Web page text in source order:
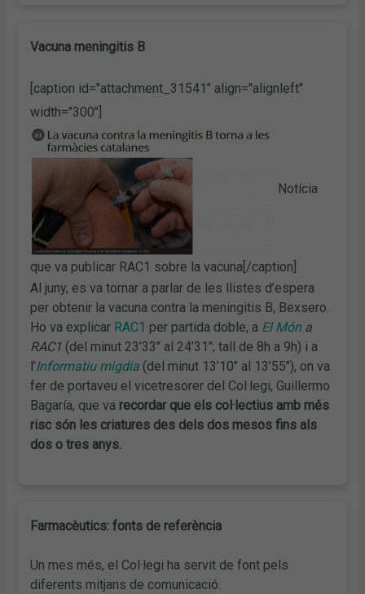
Vacuna meningitis B
[caption id="attachment_31541" align="alignleft"
width="300"]
Notícia
que va publicar RAC1 sobre la vacuna[/caption]
Al juny, es va tornar a parlar de les llistes d’espera
per obtenir la vacuna contra la meningitis B, Bexsero.
Ho va explicar RAC1 per partida doble, a El Móna
RAC1 (del minut 23’33’’ al 24’31’’; tall de 8h a 9h) i a
l’Informatiu migdia (del minut 13’10’’ al 13’55’’), on va
fer de portaveu el vicetresorer del Col·legi, Guillermo
Bagaría, que va recordar que els col·lectius amb més
risc són les criatures des dels dos mesos fins als
dos o tres anys.
Farmacèutics: fonts de referència
Un mes més, el Col·legi ha servit de font pels
diferents mitjans de comunicació.